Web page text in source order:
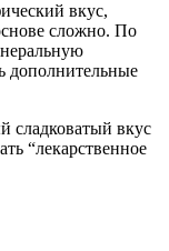
вкус,
сложно. По
дополнительные
сладковатый вкус
“лекарственное